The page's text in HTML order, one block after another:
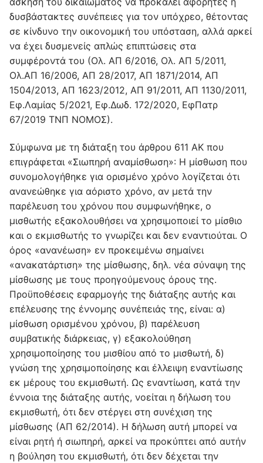
δυσβάστακτες συνέπειες για τον υπόχρεο, θέτοντας
σε κίνδυνο την οικονομική του υπόσταση, αλλά αρκεί
να έχει δυσμενείς απλώς επιπτώσεις στα
συμφέροντά του (Ολ. ΑΠ 6/2016, Ολ. ΑΠ 5/2011,
Ολ.ΑΠ 16/2006, ΑΠ 28/2017, ΑΠ 1871/2014, ΑΠ
1504/2013, ΑΠ 1623/2012, ΑΠ 91/2011, ΑΠ 1130/2011,
Εφ.Λαμίας 5/2021, Εφ.Δωδ. 172/2020, ΕφΠατρ
67/2019 ΤΝΠ ΝΟΜΟΣ).
Σύμφωνα με τη διάταξη του άρθρου 611 ΑΚ που
επιγράφεται «Σιωπηρή αναμίσθωση»: Η μίσθωση που
συνομολογήθηκε για ορισμένο χρόνο λογίζεται ότι
ανανεώθηκε για αόριστο χρόνο, αν μετά την
παρέλευση του χρόνου που συμφωνήθηκε, ο
μισθωτής εξακολουθήσει να χρησιμοποιεί το μίσθιο
και o εκμισθωτής το γνωρίζει και δεν εναντιούται. Ο
όρος «ανανέωση» εν προκειμένω σημαίνει
«ανακατάρτιση» της μίσθωσης, δηλ. νέα σύναψη της
μίσθωσης με τους προηγούμενους όρους της.
Προϋποθέσεις εφαρμογής της διάταξης αυτής και
επέλευσης της έννομης συνέπειάς της, είναι: α)
μίσθωση ορισμένου χρόνου, β) παρέλευση
συμβατικής διάρκειας, γ) εξακολούθηση
χρησιμοποίησης του μισθίου από το μισθωτή, δ)
γνώση της χρησιμοποίησης και έλλειψη εναντίωσης
εκ μέρους του εκμισθωτή. Ως εναντίωση, κατά την
έννοια της διάταξης αυτής, νοείται η δήλωση του
εκμισθωτή, ότι δεν στέργει στη συνέχιση της
μίσθωσης (ΑΠ 62/2014). Η δήλωση αυτή μπορεί να
είναι ρητή ή σιωπηρή, αρκεί να προκύπτει από αυτήν
η βούληση του εκμισθωτή, ότι δεν δέχεται την